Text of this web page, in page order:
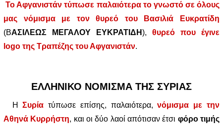
Το Αφγανιστάν τύπωσε παλαιότερα το γνωστό σε όλους
μας νόμισμα με τον θυρεό του Βασιλιά Ευκρατίδη
(ΒΑΣΙΛΕΩΣ ΜΕΓΑΛΟΥ ΕΥΚΡΑΤΙΔΗ), θυρεό που έγινε
logo της Τραπέζης του Αφγανιστάν.
ΕΛΛΗΝΙΚΟ ΝΟΜΙΣΜΑ ΤΗΣ ΣΥΡΙΑΣ
Η Συρία τύπωσε επίσης, παλαιότερα,νόμισμα με την
Αθηνά Κυρρήστη, και οι δύο λαοί απότισαν έτσι φόρο τιμής